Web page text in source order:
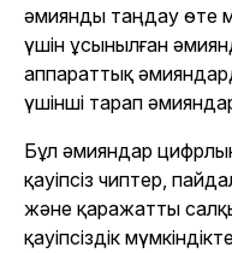
әмиянды таңдау өте
үшін ұсынылған
аппараттық
үшінші тарап
Бұл әмияндар
қауіпсіз чиптер,
және қаражатты
қауіпсіздік